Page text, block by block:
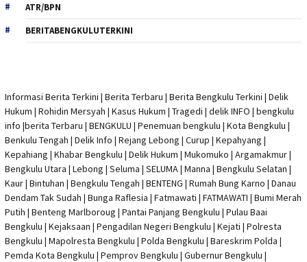
ATR/BPN
BERITABENGKULUTERKINI
Informasi Berita Terkini | Berita Terbaru | Berita Bengkulu Terkini | Delik
Hukum | Rohidin Mersyah | Kasus Hukum | Tragedi | delik INFO | bengkulu
info |berita Terbaru | BENGKULU | Penemuan bengkulu | Kota Bengkulu |
Benkulu Tengah | Delik Info | Rejang Lebong | Curup | Kepahyang |
Kepahiang | Khabar Bengkulu | Delik Hukum | Mukomuko | Argamakmur |
Bengkulu Utara | Lebong | Seluma | SELUMA | Manna | Bengkulu Selatan |
Kaur | Bintuhan | Bengkulu Tengah | BENTENG | Rumah Bung Karno | Danau
Dendam Tak Sudah | Bunga Raflesia | Fatmawati | FATMAWATI | Bumi Merah
Putih | Benteng Marlboroug | Pantai Panjang Bengkulu | Pulau Baai
Bengkulu | Kejaksaan | Pengadilan Negeri Bengkulu | Kejati | Polresta
Bengkulu | Mapolresta Bengkulu | Polda Bengkulu | Bareskrim Polda |
Pemda Kota Bengkulu | Pemprov Bengkulu | Gubernur Bengkulu |